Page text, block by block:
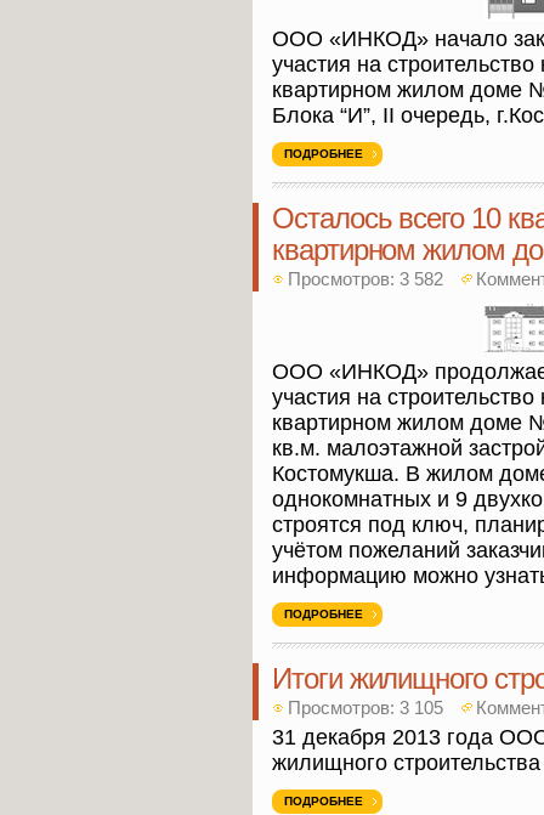
ООО «ИНКОД» начало
участия на
квартирном жилом доме
Блока “И”, II очередь,
ПОДРОБНЕЕ
Осталось всего 10
квартирном жилом
Просмотров: 3 582
ООО «ИНКОД»
участия на
квартирном жилом доме
кв.м. малоэтажной
Костомукша. В жилом
однокомнатных и 9
строятся под ключ,
учётом пожеланий
информацию можно
ПОДРОБНЕЕ
Итоги жилищного
Просмотров: 3 105
31 декабря 2013 года
жилищного
ПОДРОБНЕЕ